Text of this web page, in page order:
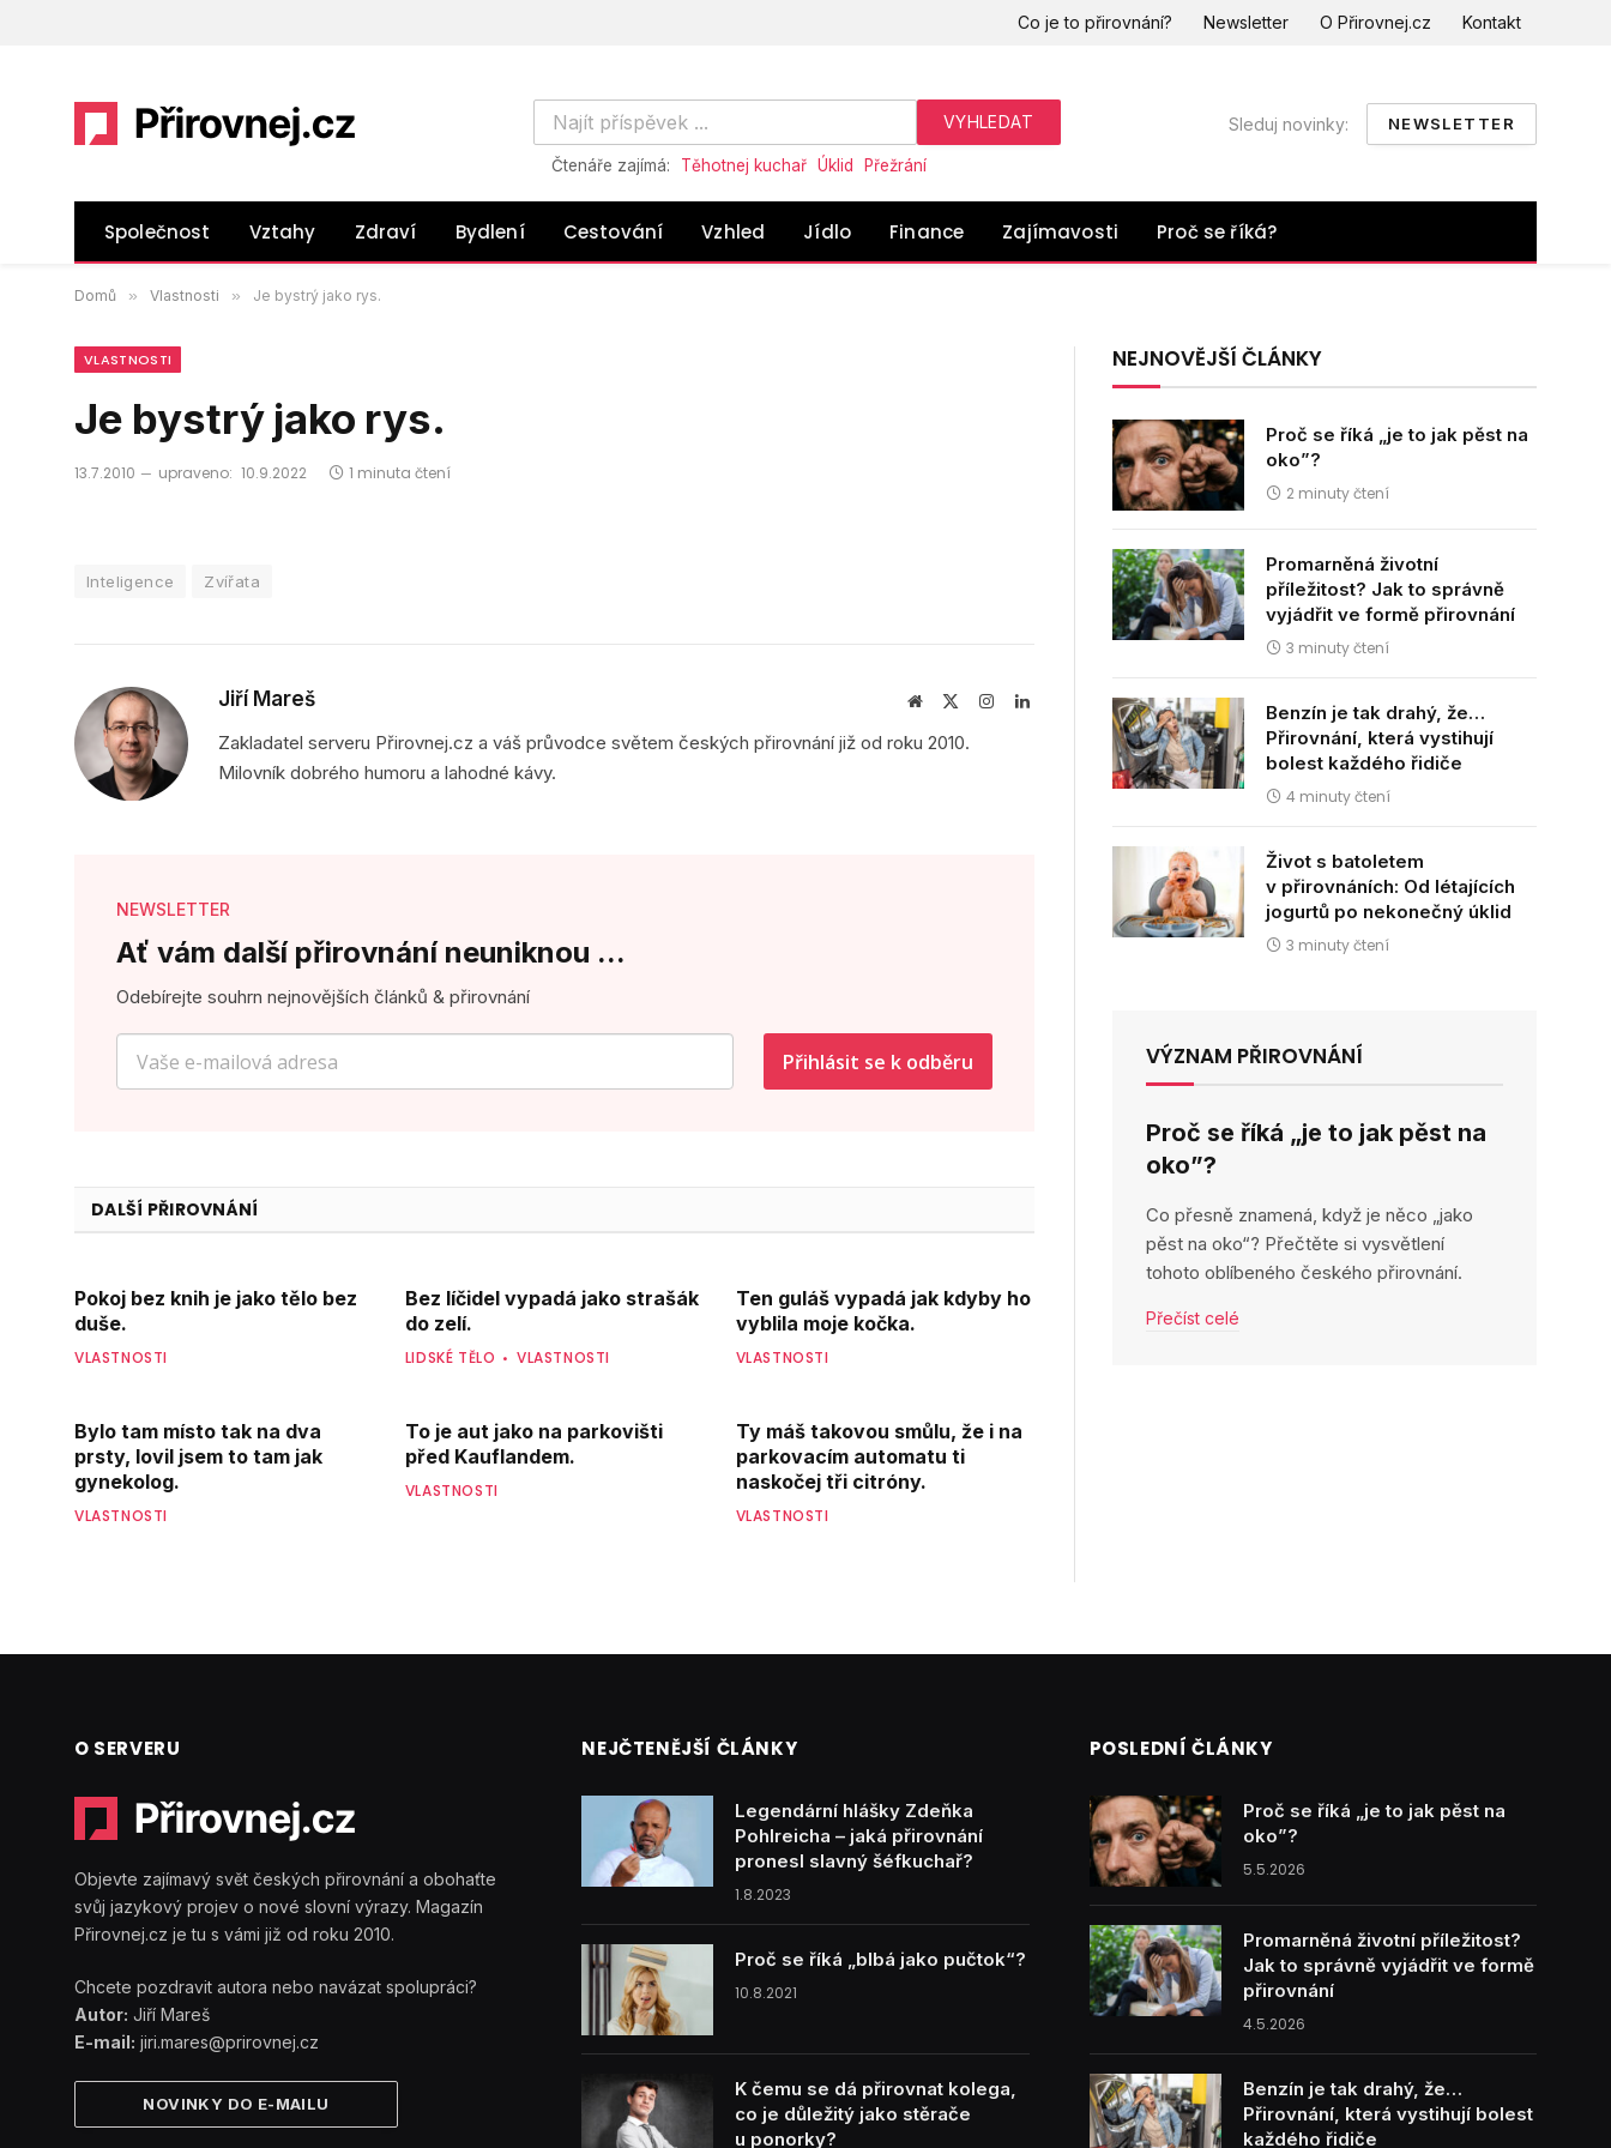
Co je to přirovnání? Newsletter O Přirovnej.cz Kontakt
Čtenáře zajímá: Těhotnej kuchař Úklid Přežrání
Sleduj novinky: NEWSLETTER
Společnost Vztahy Zdraví Bydlení Cestování Vzhled Jídlo Finance Zajímavosti Proč se říká?
Domů » Vlastnosti » Je bystrý jako rys.
VLASTNOSTI
Je bystrý jako rys.
13.7.2010 upraveno: 10.9.2022 1 minuta čtení
Inteligence Zvířata
Jiří Mareš
Webová
InstagramLinkedIn
Zakladatel serveru Přirovnej.cz a váš průvodce světem českých přirovnání již od roku 2010.
Milovník dobrého humoru a lahodné kávy.
NEWSLETTER
Ať vám další přirovnání neuniknou ...
Odebírejte souhrn nejnovějších článků & přirovnání
Přihlásit se k odběru
DALŠÍ PŘIROVNÁNÍ
Pokoj bez knih je jako tělo bez
duše.
VLASTNOSTI
Bez líčidel vypadá jako strašák
do zelí.
LIDSKÉ TĚLO VLASTNOSTI
Ten guláš vypadá jak kdyby ho
vyblila moje kočka.
VLASTNOSTI
Bylo tam místo tak na dva
prsty, lovil jsem to tam jak
gynekolog.
VLASTNOSTI
To je aut jako na parkovišti
před Kauflandem.
VLASTNOSTI
Ty máš takovou smůlu, že i na
parkovacím automatu ti
naskočej tři citróny.
VLASTNOSTI
NEJNOVĚJŠÍ ČLÁNKY
Proč se říká „je to jak pěst na
oko”?
2 minuty čtení
Promarněná životní
příležitost? Jak to správně
vyjádřit ve formě přirovnání
3 minuty čtení
Benzín je tak drahý, že…
Přirovnání, která vystihují
bolest každého řidiče
4 minuty čtení
Život s batoletem
v přirovnáních: Od létajících
jogurtů po nekonečný úklid
3 minuty čtení
VÝZNAM PŘIROVNÁNÍ
Proč se říká „je to jak pěst na
oko”?
Co přesně znamená, když je něco „jako
pěst na oko“? Přečtěte si vysvětlení
tohoto oblíbeného českého přirovnání.
Přečíst celé
O SERVERU
Objevte zajímavý svět českých přirovnání a obohaťte
svůj jazykový projev o nové slovní výrazy. Magazín
Přirovnej.cz je tu s vámi již od roku 2010.
Chcete pozdravit autora nebo navázat spolupráci?
Autor: Jiří Mareš
E-mail: jiri.mares@prirovnej.cz
NOVINKY DO E-MAILU
NEJČTENĚJŠÍ ČLÁNKY
Legendární hlášky Zdeňka
Pohlreicha – jaká přirovnání
pronesl slavný šéfkuchař?
1.8.2023
Proč se říká „blbá jako pučtok“?
10.8.2021
K čemu se dá přirovnat kolega,
co je důležitý jako stěrače
u ponorky?
POSLEDNÍ ČLÁNKY
Proč se říká „je to jak pěst na
oko”?
5.5.2026
Promarněná životní příležitost?
Jak to správně vyjádřit ve formě
přirovnání
4.5.2026
Benzín je tak drahý, že…
Přirovnání, která vystihují bolest
každého řidiče